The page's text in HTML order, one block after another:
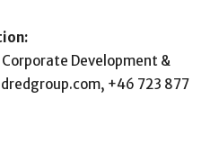
Development &
+46 723 877